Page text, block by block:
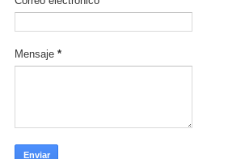
Mensaje *